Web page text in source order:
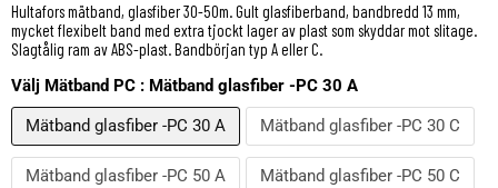
Hultafors mätband, glasfiber 30-50m. Gult glasfiberband, bandbredd 13 mm,
mycket flexibelt band med extra tjockt lager av plast som skyddar mot slitage.
Slagtålig ram av ABS-plast. Bandbörjan typ A eller C.
Välj Mätband PC : Mätband glasfiber -PC 30 A
Mätband glasfiber -PC 30 A
Mätband glasfiber -PC 30 C
Mätband glasfiber -PC 50 A Mätband glasfiber -PC 50 C